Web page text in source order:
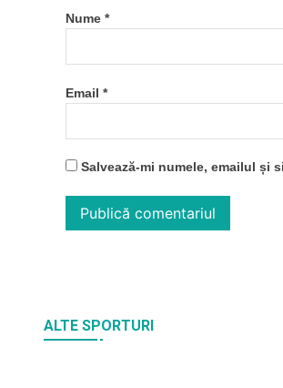
Nume *
Email *
Salvează-mi numele, emailul și
ALTE SPORTURI